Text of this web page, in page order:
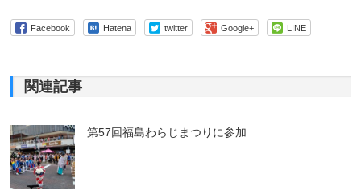
Facebook Hatena twitter Google+ LINE
関連記事
第57回福島わらじまつりに参加